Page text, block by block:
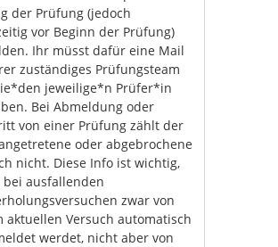
der Prüfung (jedoch
vor Beginn der Prüfung)
Ihr müsst dafür eine Mail
zuständiges Prüfungsteam
jeweilige*n Prüfer*in
Bei Abmeldung oder
von einer Prüfung zählt der
oder abgebrochene
nicht. Diese Info ist wichtig,
ausfallenden
zwar von
aktuellen Versuch automatisch
werdet, nicht aber von